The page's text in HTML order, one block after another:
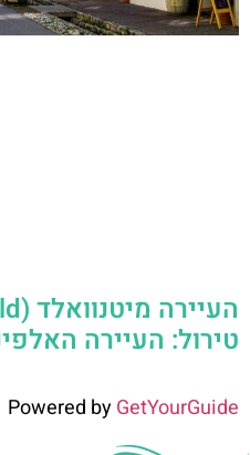
טירול: העיירה
Powered byGetYourGuide